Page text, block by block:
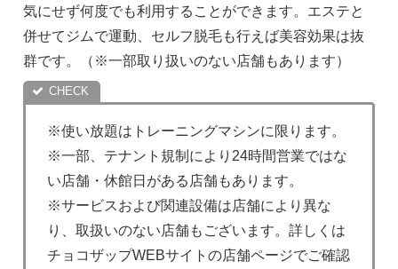
気にせず何度でも利用することができます。エステと
併せてジムで運動、セルフ脱毛も行えば美容効果は抜
群です。（※一部取り扱いのない店舗もあります）
※使い放題はトレーニングマシンに限ります。
※一部、テナント規制により24時間営業ではな
い店舗・休館日がある店舗もあります。
※サービスおよび関連設備は店舗により異な
り、取扱いのない店舗もございます。詳しくは
チョコザップWEBサイトの店舗ページでご確認